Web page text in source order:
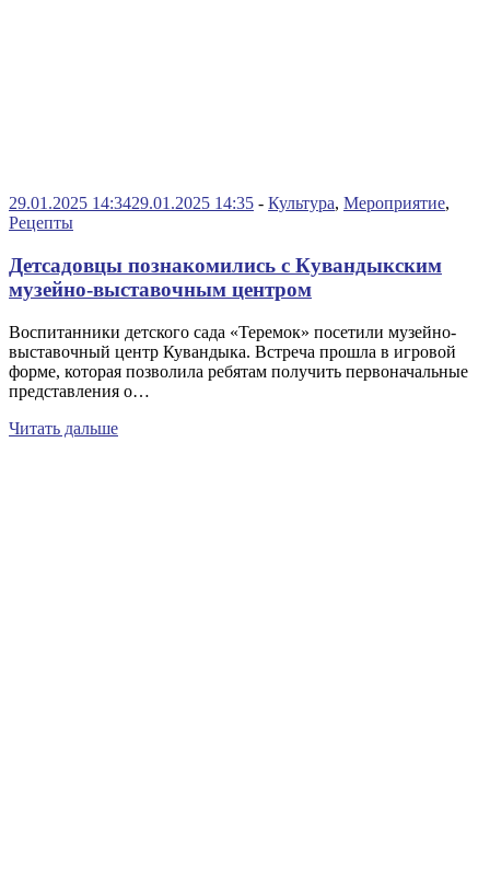
29.01.2025 14:3429.01.2025 14:35 - Культура, Мероприятие,
Рецепты
Детсадовцы познакомились с Кувандыкским
музейно-выставочным центром
Воспитанники детского сада «Теремок» посетили музейно-
выставочный центр Кувандыка. Встреча прошла в игровой
форме, которая позволила ребятам получить первоначальные
представления о…
Читать дальше